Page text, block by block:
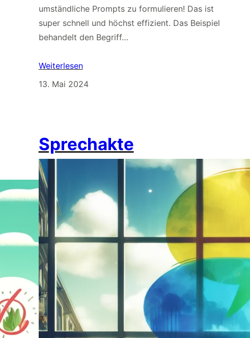
umständliche Prompts zu formulieren! Das ist
super schnell und höchst effizient. Das Beispiel
behandelt den Begriff…
Weiterlesen
13. Mai 2024
Sprechakte